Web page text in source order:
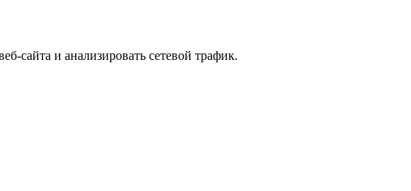
сайта и анализировать сетевой трафик.